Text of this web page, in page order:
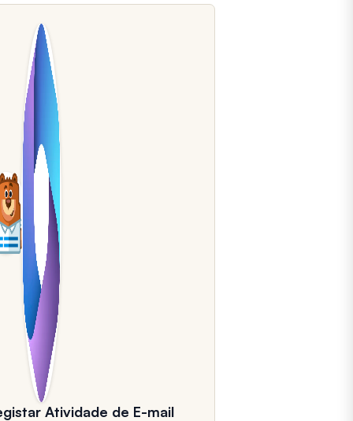
Atividade de E-mail